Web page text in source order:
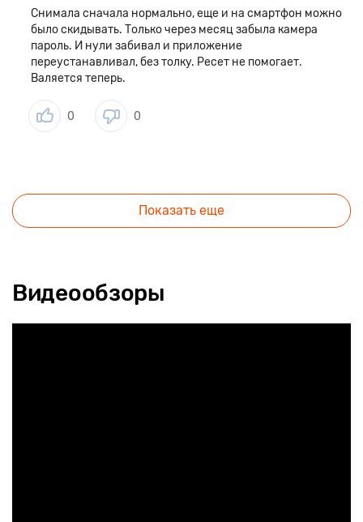
Снимала сначала нормально, еще и на смартфон можно
было скидывать. Только через месяц забыла камера
пароль. И нули забивал и приложение
переустанавливал, без толку. Ресет не помогает.
Валяется теперь.
0 0
Показать еще
Видеообзоры